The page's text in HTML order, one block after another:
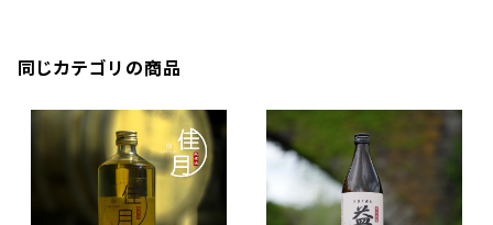
同じカテゴリの商品